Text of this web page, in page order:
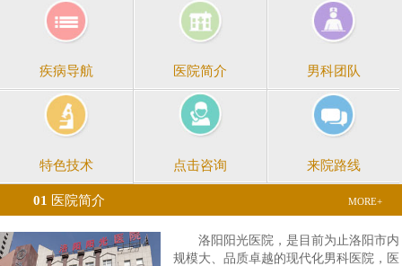
疾病导航 医院简介 男科团队
特色技术 点击咨询 来院路线
01 医院简介 MORE+
洛阳阳光医院，是目前为止洛阳市内
规模大、品质卓越的现代化男科医院，医